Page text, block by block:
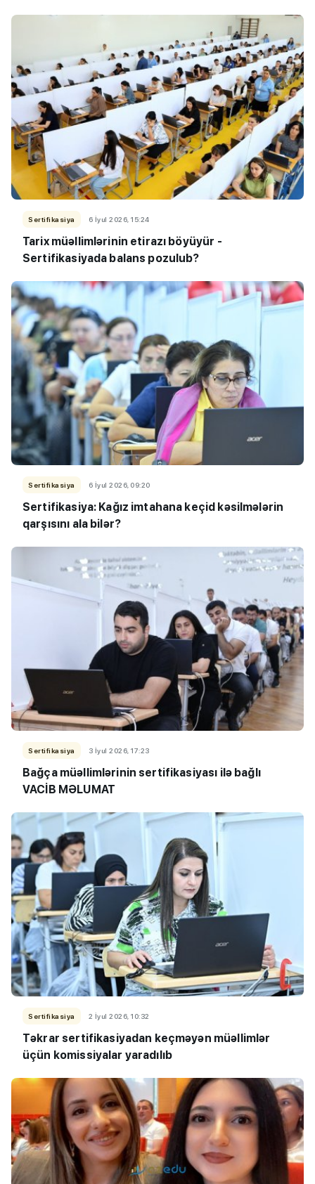
Sertifikasiya 6 İyul 2026, 15:24
Tarix müəllimlərinin etirazı böyüyür -
Sertifikasiyada balans pozulub?
Sertifikasiya 6 İyul 2026, 09:20
Sertifikasiya: Kağız imtahana keçid kəsilmələrin
qarşısını ala bilər?
Sertifikasiya 3 İyul 2026, 17:23
Bağça müəllimlərinin sertifikasiyası ilə bağlı
VACİB MƏLUMAT
Sertifikasiya 2 İyul 2026, 10:32
Təkrar sertifikasiyadan keçməyən müəllimlər
üçün komissiyalar yaradılıb